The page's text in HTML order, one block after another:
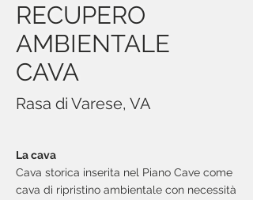
RECUPERO
AMBIENTALE
CAVA
Rasa di Varese, VA
La cava
Cava storica inserita nel Piano Cave come
cava di ripristino ambientale con necessità